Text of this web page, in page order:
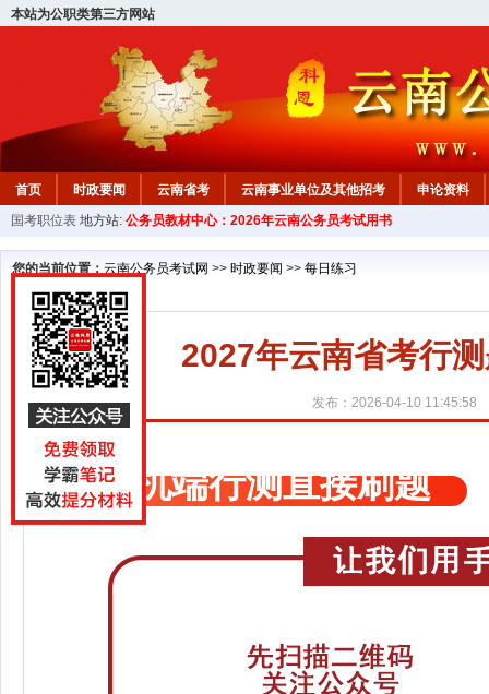
本站为公职类第三方网站
首页 时政要闻 云南省考 云南事业单位及其他招考
申论资料
国考职位表 地方站: 公务员教材中心：2026年云南公务员考试用书
您的当前位置： 云南公务员考试网 >> 时政要闻 >> 每日练习
2027年云南省考行
发布：2026-04-10 11:45:58
手机端行测直接刷题